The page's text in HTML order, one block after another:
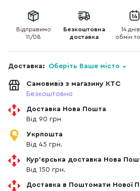
Відправимо
11/08
Безкоштовна
доставка
14
обмін
Доставка: Оберіть Ваше місто
Самовивіз з магазину КТС
Безкоштовно
Доставка Нова Пошта
Від 90 грн
Укрпошта
Від 45 грн.
Кур'єрська доставка Нова
Від 150 грн.
Доставка в Поштомати Нової